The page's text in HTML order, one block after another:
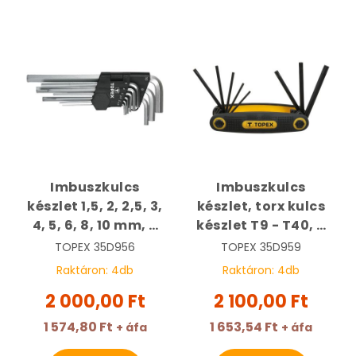
Imbuszkulcs
készlet 1,5, 2, 2,5, 3,
4, 5, 6, 8, 10 mm, 9
részes, hosszú |
TOPEX 35D956
TOPEX 35D956
Raktáron: 4db
2 000,00 Ft
1 574,80 Ft + áfa
Imbuszkulcs
készlet, torx kulcs
készlet T9 - T40, 8
részes, torx,
bicskás | TOPEX
TOPEX 35D959
Raktáron: 4db
2 100,00 Ft
1 653,54 Ft + áfa